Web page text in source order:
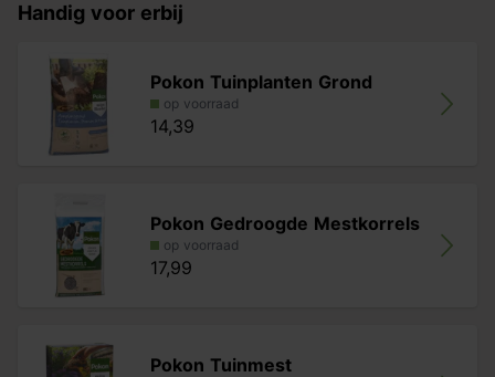
Handig voor erbij
Pokon Tuinplanten Grond
op voorraad
14,39
Pokon Gedroogde Mestkorrels
op voorraad
17,99
Pokon Tuinmest